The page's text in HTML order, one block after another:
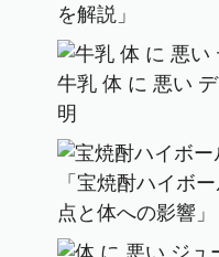
を解説」
牛乳 体 に 悪い
明
「宝焼酎ハイボ
点と体への影響」